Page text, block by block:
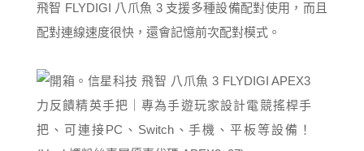
飛智 FLYDIGI 八爪魚 3 支援多種設備配對使用，而且
配對連線速度很快，還會記憶前次配對模式。